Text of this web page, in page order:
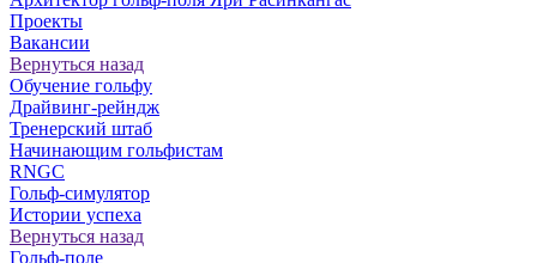
Проекты
Вакансии
Вернуться назад
Обучение гольфу
Драйвинг-рейндж
Тренерский штаб
Начинающим гольфистам
RNGC
Гольф-симулятор
Истории успеха
Вернуться назад
Гольф-поле